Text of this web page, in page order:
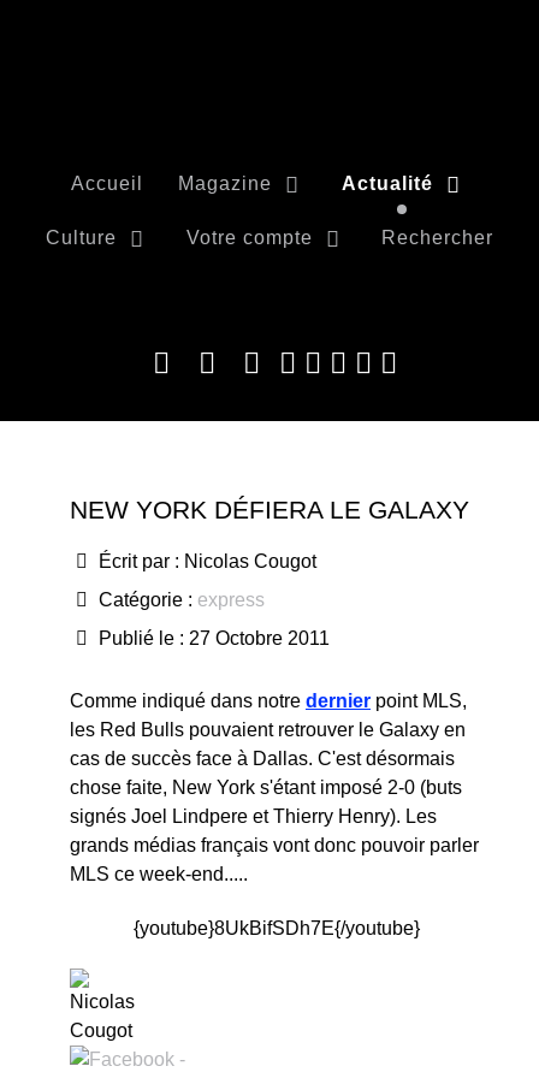
Accueil Magazine Actualité
Culture Votre compte Rechercher
NEW YORK DÉFIERA LE GALAXY
Écrit par : Nicolas Cougot
Catégorie : express
Publié le : 27 Octobre 2011
Comme indiqué dans notre dernier point MLS,
les Red Bulls pouvaient retrouver le Galaxy en
cas de succès face à Dallas. C'est désormais
chose faite, New York s'étant imposé 2-0 (buts
signés Joel Lindpere et Thierry Henry). Les
grands médias français vont donc pouvoir parler
MLS ce week-end.....
{youtube}8UkBifSDh7E{/youtube}